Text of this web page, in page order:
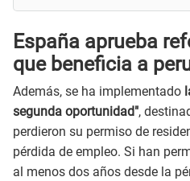
España aprueba
que beneficia a
Además, se ha implementado
segunda oportunidad",
perdieron su permiso de
pérdida de empleo. Si han
al menos dos años desde la